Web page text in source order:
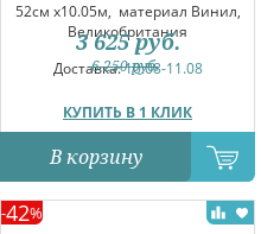
52см x10.05м, материал Винил,
Великобритания
Доставка:10.08-11.08
КУПИТЬ В 1 КЛИК
6 250руб.
3 625 руб.
В корзину
-42%